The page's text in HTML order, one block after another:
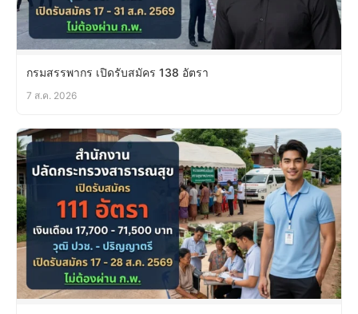
กรมสรรพากร เปิดรับสมัคร 138 อัตรา
7 ส.ค. 2026